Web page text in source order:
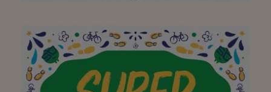
Superleuke winkel...😊